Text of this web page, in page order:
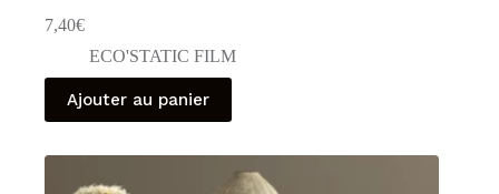
7,40€
ECO'STATIC FILM
Ajouter au panier